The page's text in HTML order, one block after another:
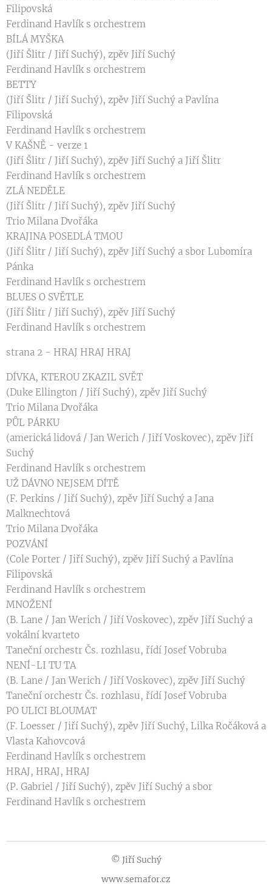
Filipovská
Ferdinand Havlík s orchestrem
BÍLÁ MYŠKA
(Jiří Šlitr / Jiří Suchý), zpěv Jiří Suchý
Ferdinand Havlík s orchestrem
BETTY
(Jiří Šlitr / Jiří Suchý), zpěv Jiří Suchý a Pavlína
Filipovská
Ferdinand Havlík s orchestrem
V KAŠNĚ - verze 1
(Jiří Šlitr / Jiří Suchý), zpěv Jiří Suchý a Jiří Šlitr
Ferdinand Havlík s orchestrem
ZLÁ NEDĚLE
(Jiří Šlitr / Jiří Suchý), zpěv Jiří Suchý
Trio Milana Dvořáka
KRAJINA POSEDLÁ TMOU
(Jiří Šlitr / Jiří Suchý), zpěv Jiří Suchý a sbor Lubomíra
Pánka
Ferdinand Havlík s orchestrem
BLUES O SVĚTLE
(Jiří Šlitr / Jiří Suchý), zpěv Jiří Suchý
Ferdinand Havlík s orchestrem
strana 2 - HRAJ HRAJ HRAJ
DÍVKA, KTEROU ZKAZIL SVĚT
(Duke Ellington / Jiří Suchý), zpěv Jiří Suchý
Trio Milana Dvořáka
PŮL PÁRKU
(americká lidová / Jan Werich / Jiří Voskovec), zpěv Jiří
Suchý
Ferdinand Havlík s orchestrem
UŽ DÁVNO NEJSEM DÍTĚ
(F. Perkins / Jiří Suchý), zpěv Jiří Suchý a Jana
Malknechtová
Trio Milana Dvořáka
POZVÁNÍ
(Cole Porter / Jiří Suchý), zpěv Jiří Suchý a Pavlína
Filipovská
Ferdinand Havlík s orchestrem
MNOŽENÍ
(B. Lane / Jan Werich / Jiří Voskovec), zpěv Jiří Suchý a
vokální kvarteto
Taneční orchestr Čs. rozhlasu, řídí Josef Vobruba
NENÍ-LI TU TA
(B. Lane / Jan Werich / Jiří Voskovec), zpěv Jiří Suchý
Taneční orchestr Čs. rozhlasu, řídí Josef Vobruba
PO ULICI BLOUMAT
(F. Loesser / Jiří Suchý), zpěv Jiří Suchý, Lilka Ročáková a
Vlasta Kahovcová
Ferdinand Havlík s orchestrem
HRAJ, HRAJ, HRAJ
(P. Gabriel / Jiří Suchý), zpěv Jiří Suchý a sbor
Ferdinand Havlík s orchestrem
© Jiří Suchý
www.semafor.cz